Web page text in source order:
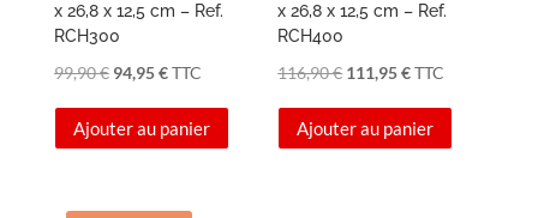
x 26,8 x 12,5 cm – Ref.
RCH300
99,90€ Le
initial
94,95€Le
actuel
TTC
Ajouter au panier
x 26,8 x 12,5 cm – Ref.
RCH400
116,90€ Le
initial
111,95€Le
actuel
TTC
Ajouter au panier